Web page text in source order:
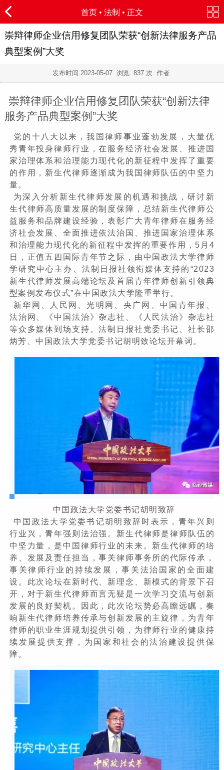
首页 • 法制 • 正文
崇辩律师企业信用修复团队荣获“创新法律服务产品
典型案例”大奖
发布时间:2023-05-07 浏览: 837 次 作者:
崇辩律师企业信用修复团队荣获“创新法律
服务产品典型案例”大奖
党的十八大以来，我国律师事业蓬勃发展，大量优
秀青年投身律师行业，在服务经济社会发展、推进国
家治理体系和治理能力现代化的新征程中发挥了重要
的作用，新生代律师逐渐成为我国律师队伍的中坚力
量。
为深入分析新生代律师发展的机遇和挑战，研讨新
生代律师高质量发展的制度保障，总结新生代律师公
益服务和品牌建设经验，表彰广大青年律师在服务经
济社会发展、全面推进依法治国、推进国家治理体系
和治理能力现代化的新征程中发挥的重要作用，5月4
日，正值五四国际青年节之际，由中国政法大学律师
学研究中心主办、法制日报社领衔媒体支持的“2023
新生代律师发展高端论坛及首届青年律师创新引领典
型案例发布仪式”在中国政法大学隆重举行。
新华网、人民网、光明网、央广网、中国青年报、
法治网、《中国法治》杂志社、《人民法治》杂志社
等众多媒体到场支持。法制日报社党委书记、社长邵
炳芳、中国政法大学党委书记胡明致论坛开幕词。
中国政法大学党委书记胡明致辞
中国政法大学党委书记胡明致辞时表示，青年兴则
行业兴，青年强则法治强。新生代律师是律师队伍的
中坚力量，是中国律师行业的未来。新生代律师的培
养、发展及责任担当，事关律师事务所的代际传承，
事关律师行业的持续发展，事关法治国家的全面建
设。此次论坛在新时代、新理念、新模式的背景下召
开，对于新生代律师而言无疑是一次学习交流与创新
发展的良好契机。因此，此次论坛势必高瞻远瞩，奏
响新生代律师培养传承与创新发展的主旋律，为青年
律师的职业生涯规划提供引领，为律师行业的健康持
续发展提供支撑，为国家和社会的法治建设提供保
障。